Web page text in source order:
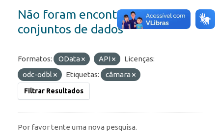
Não foram encontrados
conjuntos de dados
Formatos: OData API
Licenças:
odc-odbl
Etiquetas: câmara
Filtrar Resultados
Por favor tente uma nova pesquisa.